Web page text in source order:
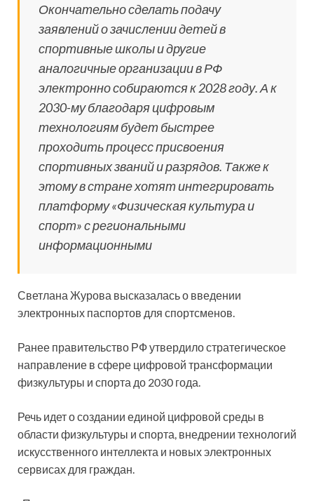
Окончательно сделать подачу
заявлений о зачислении детей в
спортивные школы и другие
аналогичные организации в РФ
электронно собираются к 2028 году. А к
2030-му благодаря цифровым
технологиям будет быстрее
проходить процесс присвоения
спортивных званий и разрядов. Также к
этому в стране хотят интегрировать
платформу «Физическая культура и
спорт» с региональными
информационными
Светлана Журова высказалась о введении
электронных паспортов для спортсменов.
Ранее правительство РФ утвердило стратегическое
направление в сфере цифровой трансформации
физкультуры и спорта до 2030 года.
Речь идет о создании единой цифровой среды в
области физкультуры и спорта, внедрении технологий
искусственного интеллекта и новых электронных
сервисах для граждан.